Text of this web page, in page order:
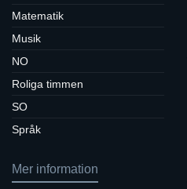
Matematik
Musik
NO
Roliga timmen
SO
Språk
Mer information